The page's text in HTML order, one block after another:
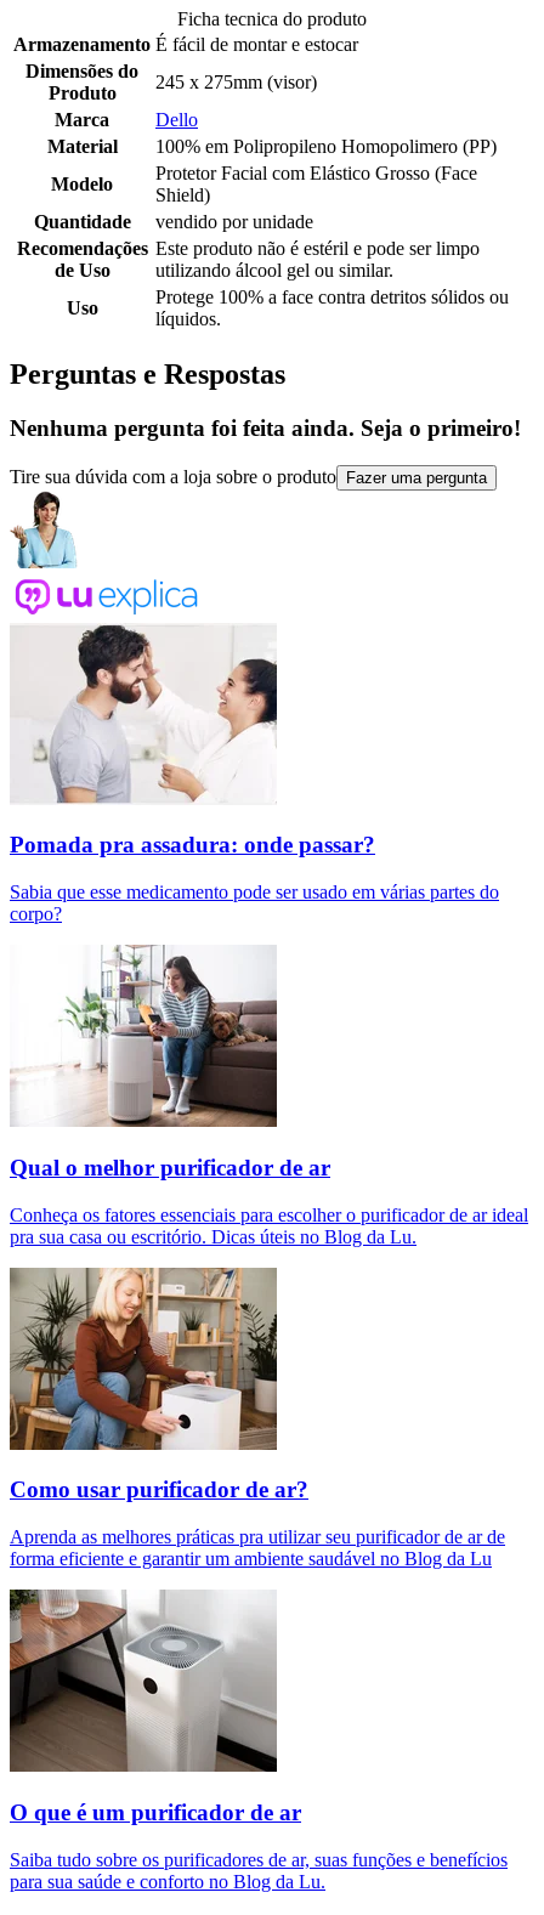
Ficha tecnica do produto
Armazenamento É fácil de montar e estocar
Dimensões do
Produto
245 x 275mm (visor)
Marca
Dello
Material
100% em Polipropileno Homopolimero (PP)
Modelo
Protetor Facial com Elástico Grosso (Face
Shield)
Quantidade
vendido por unidade
Recomendações
de Uso
Este produto não é estéril e pode ser limpo
utilizando álcool gel ou similar.
Uso
Protege 100% a face contra detritos sólidos ou
líquidos.
Perguntas e Respostas
Nenhuma pergunta foi feita ainda. Seja o primeiro!
Tire sua dúvida com a loja sobre o produto Fazer uma pergunta
Pomada pra assadura: onde passar?
Sabia que esse medicamento pode ser usado em várias partes do
corpo?
Qual o melhor purificador de ar​
Conheça os fatores essenciais para escolher o purificador de ar ideal
pra sua casa ou escritório. Dicas úteis no Blog da Lu.
Como usar purificador de ar?
Aprenda as melhores práticas pra utilizar seu purificador de ar de
forma eficiente e garantir um ambiente saudável no Blog da Lu
O que é um purificador de ar​
Saiba tudo sobre os purificadores de ar, suas funções e benefícios
para sua saúde e conforto no Blog da Lu.